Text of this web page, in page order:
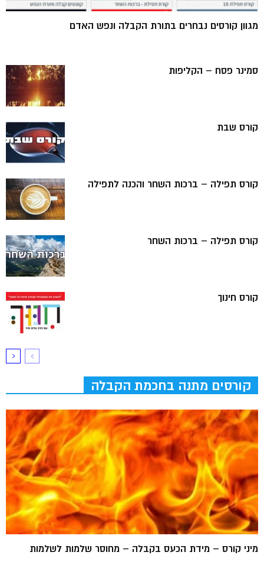
מגוון קורסים נבחרים בתורת הקבלה ונפש האדם
סמינר פסח – הקליפות
קורס שבת
קורס תפילה – ברכות השחר והכנה לתפילה
קורס תפילה – ברכות השחר
קורס חינוך
קורסים מתנה בחכמת הקבלה
מיני קורס – מידת הכעס בקבלה – מחוסר שלמות לשלמות